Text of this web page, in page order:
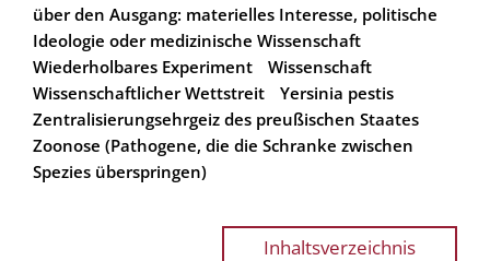
über den Ausgang: materielles Interesse, politische
Ideologie oder medizinische Wissenschaft
Wiederholbares Experiment
Wissenschaft
Wissenschaftlicher Wettstreit
Yersinia pestis
Zentralisierungsehrgeiz des preußischen Staates
Zoonose (Pathogene, die die Schranke zwischen
Spezies überspringen)
Inhaltsverzeichnis